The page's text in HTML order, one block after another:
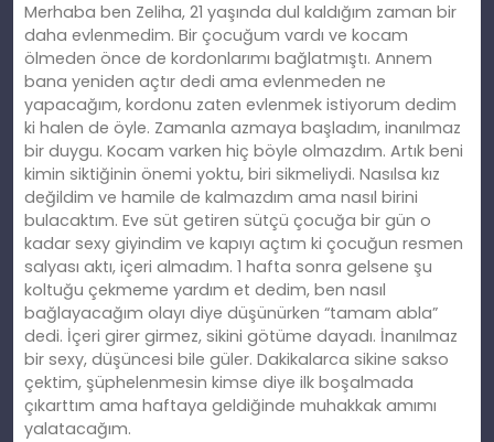
Merhaba ben Zeliha, 21 yaşında dul kaldığım zaman bir
daha evlenmedim. Bir çocuğum vardı ve kocam
ölmeden önce de kordonlarımı bağlatmıştı. Annem
bana yeniden açtır dedi ama evlenmeden ne
yapacağım, kordonu zaten evlenmek istiyorum dedim
ki halen de öyle. Zamanla azmaya başladım, inanılmaz
bir duygu. Kocam varken hiç böyle olmazdım. Artık beni
kimin siktiğinin önemi yoktu, biri sikmeliydi. Nasılsa kız
değildim ve hamile de kalmazdım ama nasıl birini
bulacaktım. Eve süt getiren sütçü çocuğa bir gün o
kadar sexy giyindim ve kapıyı açtım ki çocuğun resmen
salyası aktı, içeri almadım. 1 hafta sonra gelsene şu
koltuğu çekmeme yardım et dedim, ben nasıl
bağlayacağım olayı diye düşünürken “tamam abla”
dedi. İçeri girer girmez, sikini götüme dayadı. İnanılmaz
bir sexy, düşüncesi bile güler. Dakikalarca sikine sakso
çektim, şüphelenmesin kimse diye ilk boşalmada
çıkarttım ama haftaya geldiğinde muhakkak amımı
yalatacağım.